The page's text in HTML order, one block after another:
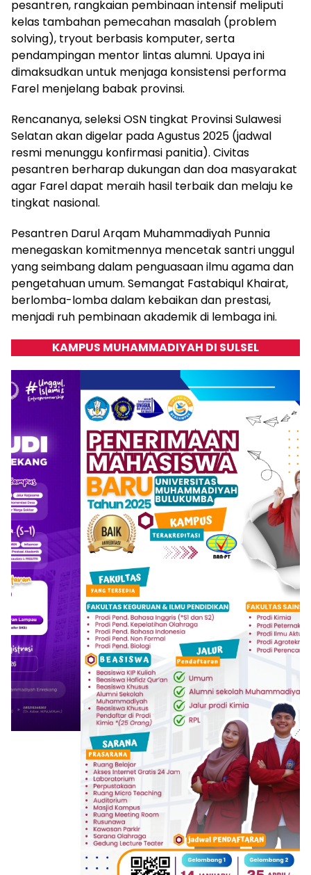
pesantren, rangkaian pembinaan intensif meliputi
kelas tambahan pemecahan masalah (problem
solving), tryout berbasis komputer, serta
pendampingan mentor lintas alumni. Upaya ini
dimaksudkan untuk menjaga konsistensi performa
Farel menjelang babak provinsi.
Rencananya, seleksi OSN tingkat Provinsi Sulawesi
Selatan akan digelar pada Agustus 2025 (jadwal
resmi menunggu konfirmasi panitia). Civitas
pesantren berharap dukungan dan doa masyarakat
agar Farel dapat meraih hasil terbaik dan melaju ke
tingkat nasional.
Pesantren Darul Arqam Muhammadiyah Punnia
menegaskan komitmennya mencetak santri unggul
yang seimbang dalam penguasaan ilmu agama dan
pengetahuan umum. Semangat Fastabiqul Khairat,
berlomba-lomba dalam kebaikan dan prestasi,
menjadi ruh pembinaan akademik di lembaga ini.
KAMPUS MUHAMMADIYAH DI SULSEL